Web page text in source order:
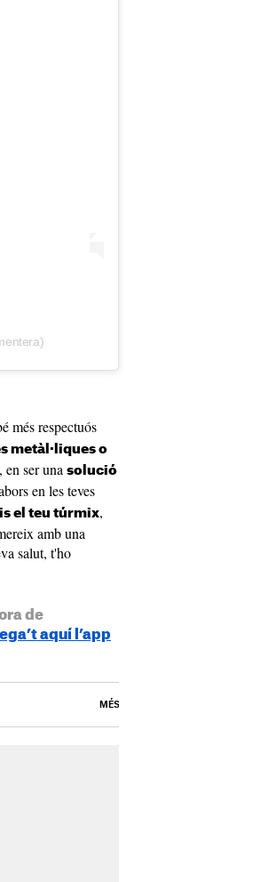
més respectuós
metàl·liques o
en ser una solució
en les teves
el teu túrmix,
amb una
salut, t'ho
de
aquí l’app
MÉS